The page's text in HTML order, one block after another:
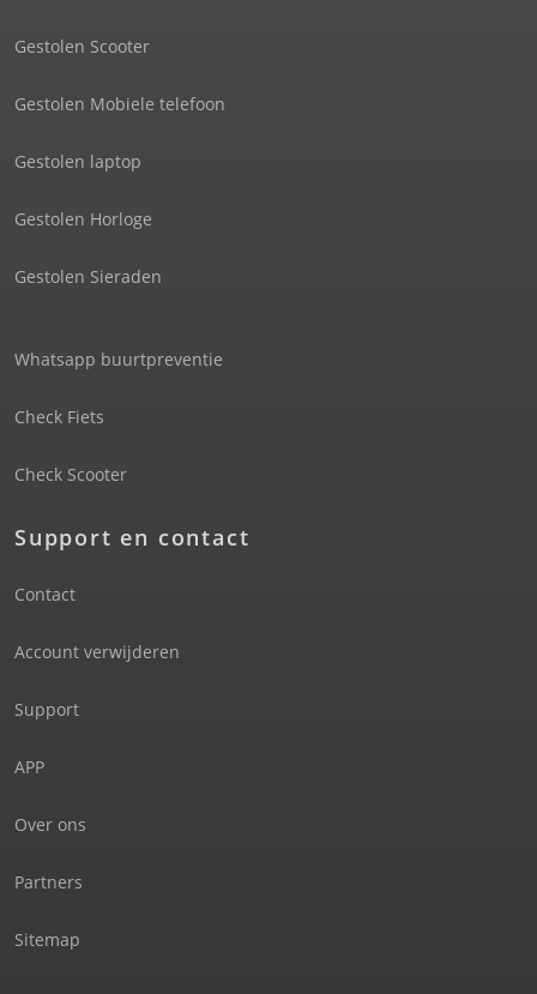
Gestolen Scooter
Gestolen Mobiele telefoon
Gestolen laptop
Gestolen Horloge
Gestolen Sieraden
Whatsapp buurtpreventie
Check Fiets
Check Scooter
Support en contact
Contact
Account verwijderen
Support
APP
Over ons
Partners
Sitemap